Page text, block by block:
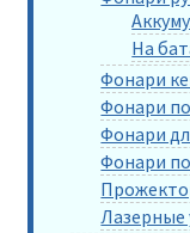
На
Фонари
Фонари
Фонари
Фонари
Лазерные